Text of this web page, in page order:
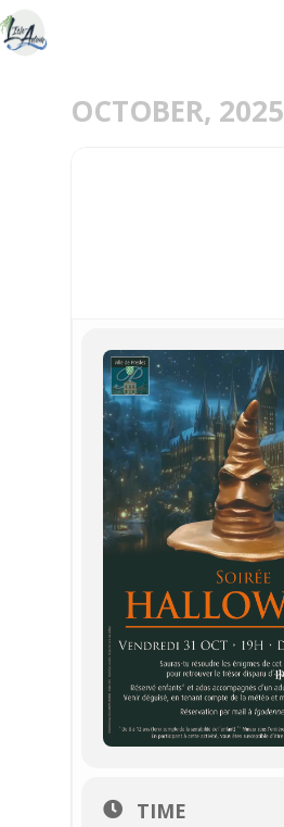
OCTOBER, 2025
TIME